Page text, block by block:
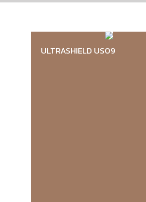
ULTRASHIELD US09